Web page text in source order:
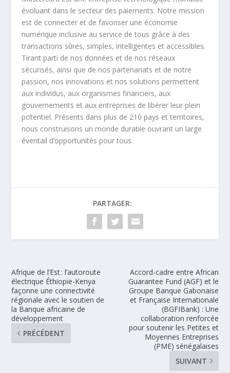
évoluant dans le secteur des paiements. Notre mission
est de connecter et de favoriser une économie
numérique inclusive au service de tous grâce à des
transactions sûres, simples, intelligentes et accessibles.
Tirant parti de nos données et de nos réseaux
sécurisés, ainsi que de nos partenariats et de notre
passion, nos innovations et nos solutions permettent
aux individus, aux organismes financiers, aux
gouvernements et aux entreprises de libérer leur plein
potentiel. Présents dans plus de 210 pays et territoires,
nous construisons un monde durable ouvrant un large
éventail d’opportunités pour tous.
PARTAGER:
Afrique de l’Est : l’autoroute
électrique Éthiopie-Kenya
façonne une connectivité
régionale avec le soutien de
la Banque africaine de
développement
PRÉCÉDENT
Accord-cadre entre African
Guarantee Fund (AGF) et le
Groupe Banque Gabonaise
et Française Internationale
(BGFIBank) : Une
collaboration renforcée
pour soutenir les Petites et
Moyennes Entreprises
(PME) sénégalaises
SUIVANT